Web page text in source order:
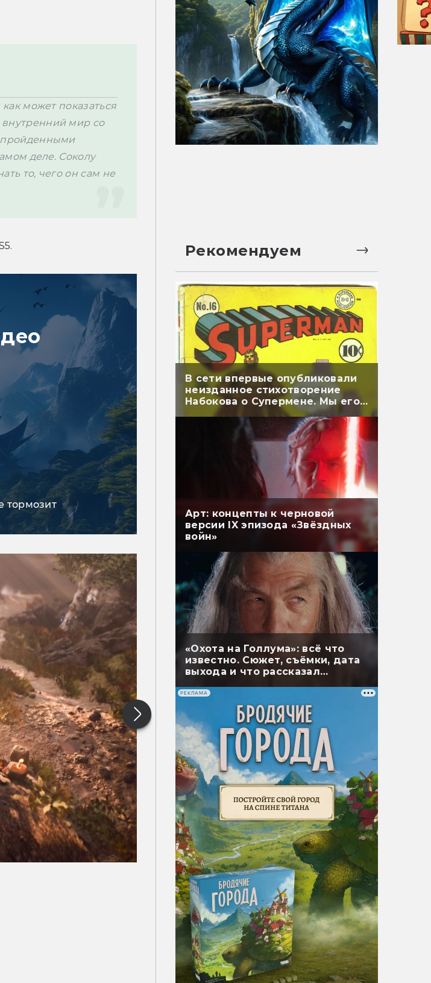
может показаться
мир со
пройденными
деле. Соколу
то, чего он сам не
тормозит
Рекомендуем
В сети впервые опубликовали
неизданное стихотворение
Набокова о Супермене. Мы его
перевели
Арт: концепты к черновой
версии IX эпизода «Звёздных
войн»
«Охота на Голлума»: всё что
известно. Сюжет, съёмки, дата
выхода и что рассказал
РЕКЛАМА